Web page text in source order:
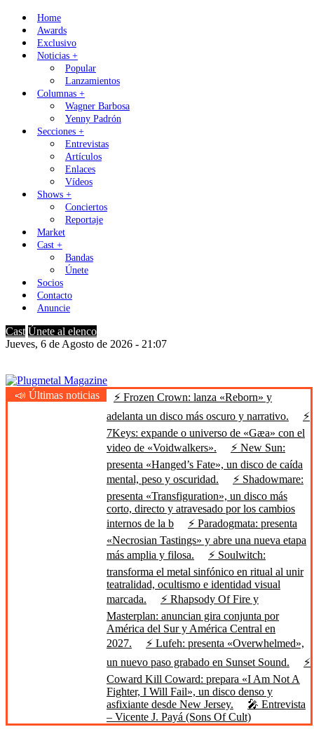
Skip
content
Home
Awards
Exclusivo
Noticias +
Popular
Lanzamientos
Columnas +
Wagner Barbosa
Yenny Padrón
Secciones +
Entrevistas
Artículos
Enlaces
Vídeos
Shows +
Conciertos
Reportaje
Market
Cast +
Bandas
Únete
Socios
Contacto
Anuncie
Cast Únete al elenco
Jueves, 6 de Agosto de 2026 - 21:07
Plugmetal Magazine
Heavy Metal is Life
📣 Últimas noticias
⚡ Frozen Crown: lanza «Reborn» y
adelanta un disco más oscuro y narrativo.
⚡
7Keys: expande o universo de «Gæa» con el
video de «Voidwalkers».
⚡ New Sun:
presenta «Hanged’s Fate», un disco de caída
mental, peso y oscuridad.
⚡ Shadowmare:
presenta «Transfiguration», un disco más
corto, directo y atravesado por los cambios
internos de la b
⚡ Paradogmata: presenta
«Necrosian Tastings» y abre una nueva etapa
más amplia y filosa.
⚡ Soulwitch:
transforma el metal sinfónico en ritual al unir
teatralidad, ocultismo e identidad visual
marcada.
⚡ Rhapsody Of Fire y
Masterplan: anuncian gira conjunta por
América del Sur y América Central en
2027.
⚡ Lufeh: presenta «Overwhelmed»,
un nuevo paso grabado en Sunset Sound.
⚡
Coward Kill Coward: prepara «I Am Not A
Fighter, I Will Fail», un disco denso y
asfixiante desde New Jersey.
🎤 Entrevista
– Vicente J. Payá (Sons Of Cult)